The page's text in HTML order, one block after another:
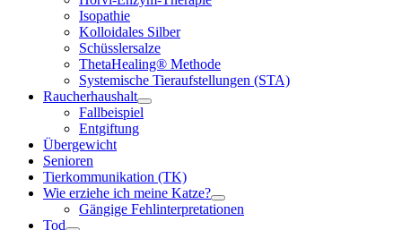
Isopathie
Kolloidales Silber
Schüsslersalze
ThetaHealing® Methode
Systemische Tieraufstellungen (STA)
Raucherhaushalt
Fallbeispiel
Entgiftung
Übergewicht
Senioren
Tierkommunikation (TK)
Wie erziehe ich meine Katze?
Gängige Fehlinterpretationen
Tod